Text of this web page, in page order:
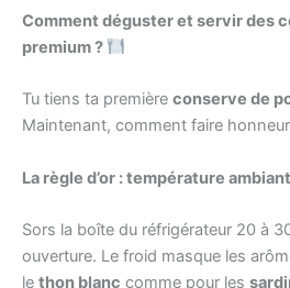
Comment déguster et servir des
premium ?
Tu tiens ta première conserve de
Maintenant, comment faire
La règle d’or : température
Sors la boîte du réfrigérateur 20 à
ouverture. Le froid masque les
le thon blanc comme pour les